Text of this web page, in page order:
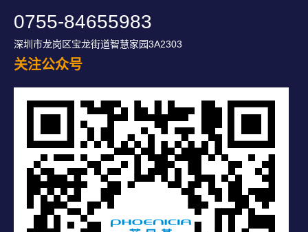
0755-84655983
深圳市龙岗区宝龙街道智慧家园3A2303
关注公众号